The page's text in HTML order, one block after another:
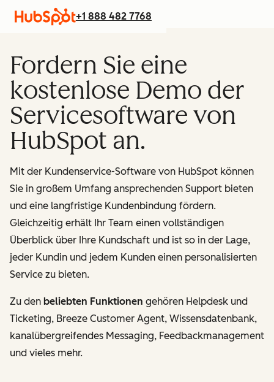
+1 888 482 7768
Fordern Sie eine
kostenlose Demo der
Servicesoftware von
HubSpot an.
Mit der Kundenservice-Software von HubSpot können
Sie in großem Umfang ansprechenden Support bieten
und eine langfristige Kundenbindung fördern.
Gleichzeitig erhält Ihr Team einen vollständigen
Überblick über Ihre Kundschaft und ist so in der Lage,
jeder Kundin und jedem Kunden einen personalisierten
Service zu bieten.
Zu den beliebten Funktionen gehören Helpdesk und
Ticketing, Breeze Customer Agent, Wissensdatenbank,
kanalübergreifendes Messaging, Feedbackmanagement
und vieles mehr.